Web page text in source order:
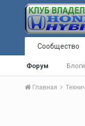
Сообщество
Форум Блоги
Главная